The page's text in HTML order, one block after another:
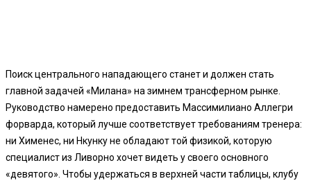
Поиск центрального нападающего станет и должен стать
главной задачей «Милана» на зимнем трансферном рынке.
Руководство намерено предоставить Массимилиано Аллегри
форварда, который лучше соответствует требованиям тренера:
ни Хименес, ни Нкунку не обладают той физикой, которую
специалист из Ливорно хочет видеть у своего основного
«девятого». Чтобы удержаться в верхней части таблицы, клубу